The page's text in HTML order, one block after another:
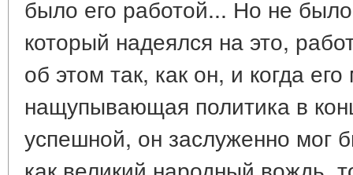
было его работой... Но не
который надеялся на это,
об этом так, как он, и когда
нащупывающая политика в
успешной, он заслуженно мог